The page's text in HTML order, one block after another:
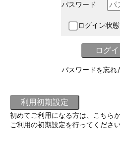
パスワード
ログイン状
パスワードを忘れ
初めてご利用になる方は、こちらか
ご利用の初期設定を行ってください